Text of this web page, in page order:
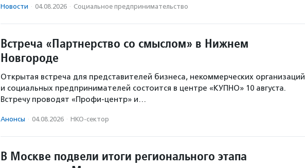
Новости · 04.08.2026 · Социальное предпри­нима­тель­ство
Встреча «Партнерство со смыслом» в Нижнем
Новгороде
Открытая встреча для представителей бизнеса, некоммерческих организаций
и социальных предпринимателей состоится в центре «КУПНО» 10 августа.
Встречу проводят «Профи-центр» и…
Анонсы · 04.08.2026 · НКО-сектор
В Москве подвели итоги регионального этапа